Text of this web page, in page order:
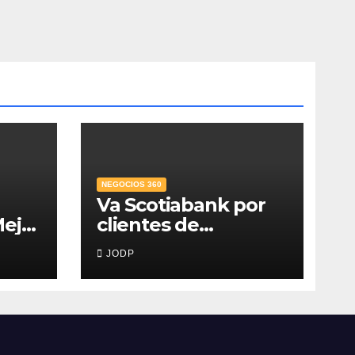
NEGOCIOS 360
Va Scotiabank por
clientes de
patrimonio
emergente
JODP